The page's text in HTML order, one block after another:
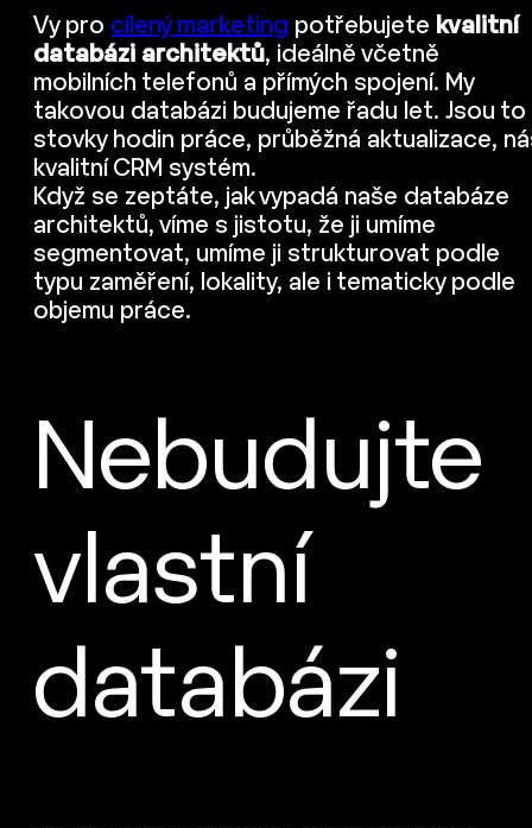
Vy pro cílený marketing potřebujete kvalitní
databázi architektů, ideálně včetně
mobilních telefonů a přímých spojení. My
takovou databázi budujeme řadu let. Jsou to
stovky hodin práce, průběžná aktualizace,
kvalitní CRM systém.
Když se zeptáte, jak vypadá naše databáze
architektů, víme s jistotu, že ji umíme
segmentovat, umíme ji strukturovat podle
typu zaměření, lokality, ale i tematicky podle
objemu práce.
Nebudujte
vlastní
databázi